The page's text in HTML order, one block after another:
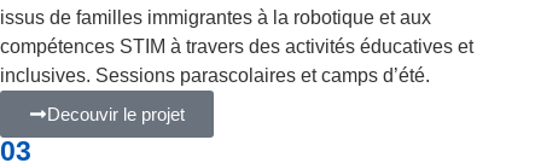
issus de familles immigrantes à la robotique et aux
compétences STIM à travers des activités éducatives et
inclusives. Sessions parascolaires et camps d’été.
Decouvir le projet
03